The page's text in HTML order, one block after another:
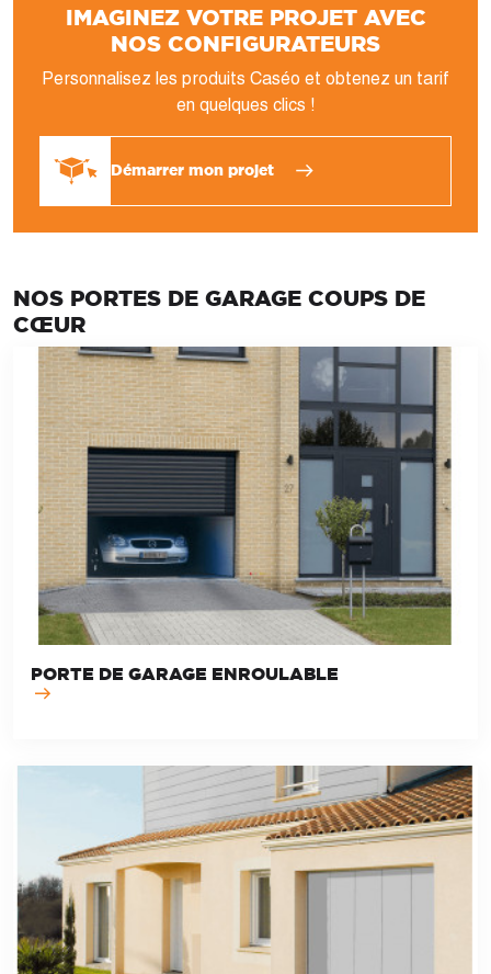
IMAGINEZ VOTRE PROJET AVEC
NOS CONFIGURATEURS
Personnalisez les produits Caséo et obtenez un tarif
en quelques clics !
Démarrer mon projet
NOS PORTES DE GARAGE COUPS DE
CŒUR
PORTE DE GARAGE ENROULABLE